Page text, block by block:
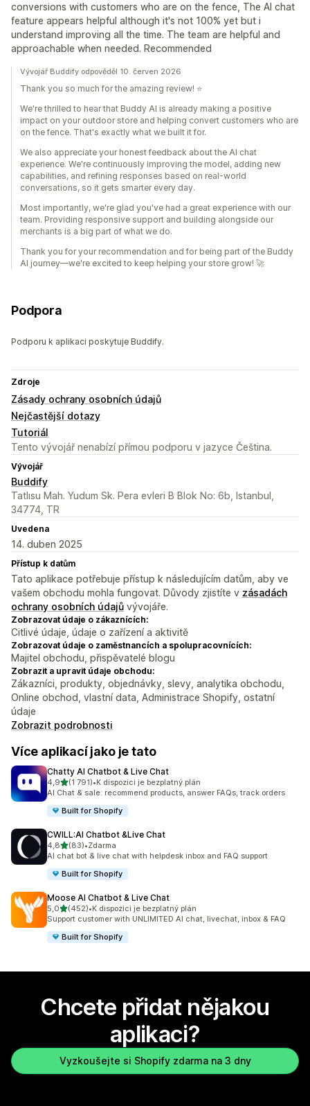
conversions with customers who are on the fence, The AI chat
feature appears helpful although it's not 100% yet but i
understand improving all the time. The team are helpful and
approachable when needed. Recommended
Vývojář Buddify odpověděl 10. červen 2026
Thank you so much for the amazing review! ⭐
We're thrilled to hear that Buddy AI is already making a positive
impact on your outdoor store and helping convert customers who are
on the fence. That's exactly what we built it for.
We also appreciate your honest feedback about the AI chat
experience. We're continuously improving the model, adding new
capabilities, and refining responses based on real-world
conversations, so it gets smarter every day.
Most importantly, we're glad you've had a great experience with our
team. Providing responsive support and building alongside our
merchants is a big part of what we do.
Thank you for your recommendation and for being part of the Buddy
AI journey—we're excited to keep helping your store grow! 🚀
Podpora
Podporu k aplikaci poskytuje Buddify.
Zdroje
Zásady ochrany osobních údajů
Nejčastější dotazy
Tutoriál
Tento vývojář nenabízí přímou podporu v jazyce Čeština.
Vývojář
Buddify
Tatlısu Mah. Yudum Sk. Pera evleri B Blok No: 6b, Istanbul,
34774, TR
Uvedena
14. duben 2025
Přístup k datům
Tato aplikace potřebuje přístup k následujícím datům, aby ve
vašem obchodu mohla fungovat. Důvody zjistíte v zásadách
ochrany osobních údajů vývojáře.
Zobrazovat údaje o zákaznících:
Citlivé údaje, údaje o zařízení a aktivitě
Zobrazovat údaje o zaměstnancích a spolupracovnících:
Majitel obchodu, přispěvatelé blogu
Zobrazit a upravit údaje obchodu:
Zákazníci, produkty, objednávky, slevy, analytika obchodu,
Online obchod, vlastní data, Administrace Shopify, ostatní
údaje
Zobrazit podrobnosti
Více aplikací jako je tato
Chatty AI Chatbot & Live Chat
4,9z 5 hvězd
(1 791)
Celkový počet recenzí: 1791
•K dispozici je bezplatný plán
AI Chat & sale: recommend products, answer FAQs, track orders
Built for Shopify
CWILL:AI Chatbot &Live Chat
4,8z 5 hvězd
(83)
Celkový počet recenzí: 83
•Zdarma
AI chat bot & live chat with helpdesk inbox and FAQ support
Built for Shopify
Moose AI Chatbot & Live Chat
5,0z 5 hvězd
(452)
Celkový počet recenzí: 452
•K dispozici je bezplatný plán
Support customer with UNLIMITED AI chat, livechat, inbox & FAQ
Built for Shopify
Chcete přidat nějakou
aplikaci?
Vyzkoušejte si Shopify zdarma na 3 dny